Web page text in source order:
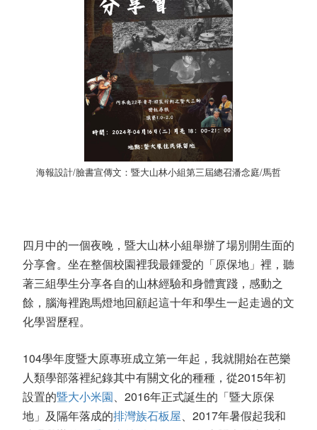
海報設計/臉書宣傳文：暨大山林小組第三屆總召潘念庭/馬哲
四月中的一個夜晚，暨大山林小組舉辦了場別開生面的
分享會。坐在整個校園裡我最鍾愛的「原保地」裡，聽
著三組學生分享各自的山林經驗和身體實踐，感動之
餘，腦海裡跑馬燈地回顧起這十年和學生一起走過的文
化學習歷程。
104學年度暨大原專班成立第一年起，我就開始在芭樂
人類學部落裡紀錄其中有關文化的種種，從2015年初
設置的暨大小米園、 2016年正式誕生的「暨大原保
地」及隔年落成的排灣族石板屋、 2017年暑假起我和